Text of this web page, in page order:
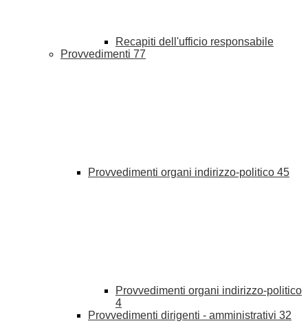
Recapiti dell'ufficio responsabile
Provvedimenti 77
Provvedimenti organi indirizzo-politico 45
Provvedimenti organi indirizzo-politico
4
Provvedimenti dirigenti - amministrativi 32